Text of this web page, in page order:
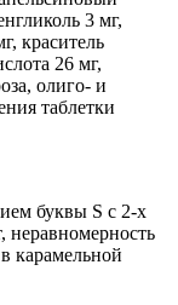
3 мг,
краситель
26 мг,
олиго- и
таблетки
буквы S с 2-х
неравномерность
карамельной